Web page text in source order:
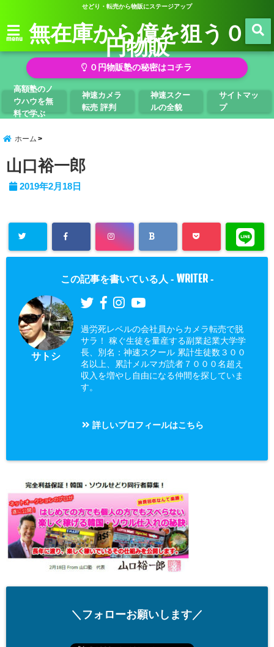
せどり・転売から物販にステージアップ
menu 無在庫から億を狙う０
円物販
０円物販塾の秘密はコチラ
高額塾のノ
ウハウを無
料で学ぶ
神速カメラ
転売 評判
神速スクー
ルの全貌
サイトマッ
プ
ホーム
山口裕一郎
2019年2月18日
この記事を書いている人 - WRITER -
サトシ
過労死レベルの会社員からカメラ転売で脱
サラ！ 稼ぐ生徒を量産する副業起業大学学
長、別名：神速スクール 累計生徒数３００
名以上、累計メルマガ読者７０００名超え
収入を増やし自由になる仲間を探していま
す。
詳しいプロフィールはこちら
＼フォローお願いします／